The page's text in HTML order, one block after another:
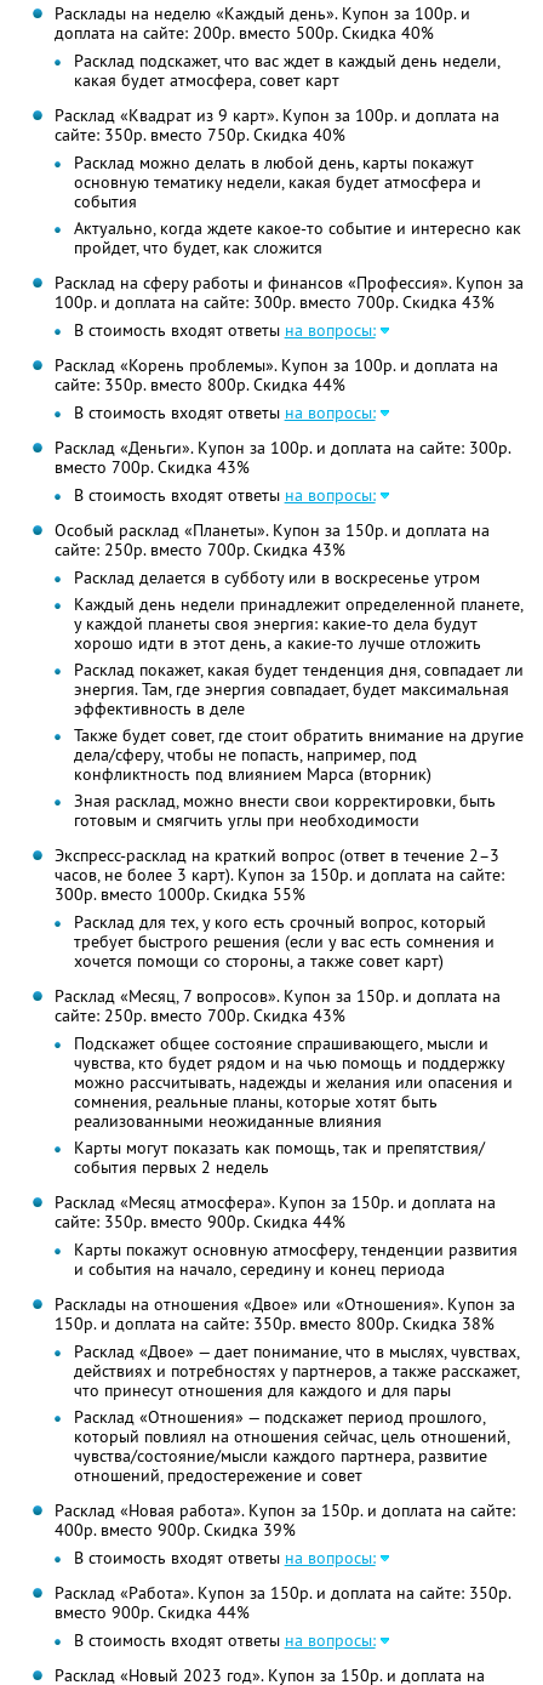
Расклады на неделю «Каждый день». Купон за 100р. и
доплата на сайте: 200р. вместо 500р.Скидка 40%
Расклад подскажет, что вас ждет в каждый день недели,
какая будет атмосфера, совет карт
Расклад «Квадрат из 9 карт». Купон за 100р. и доплата на
сайте: 350р. вместо 750р.Скидка 40%
Расклад можно делать в любой день, карты покажут
основную тематику недели, какая будет атмосфера и
события
Актуально, когда ждете какое-то событие и интересно как
пройдет, что будет, как сложится
Расклад на сферу работы и финансов «Профессия». Купон за
100р. и доплата на сайте: 300р. вместо 700р.Скидка 43%
В стоимость входят ответы на вопросы:
Расклад «Корень проблемы». Купон за 100р. и доплата на
сайте: 350р. вместо 800р.Скидка 44%
В стоимость входят ответы на вопросы:
Расклад «Деньги». Купон за 100р. и доплата на сайте: 300р.
вместо 700р.Скидка 43%
В стоимость входят ответы на вопросы:
Особый расклад «Планеты». Купон за 150р. и доплата на
сайте: 250р. вместо 700р.Скидка 43%
Расклад делается в субботу или в воскресенье утром
Каждый день недели принадлежит определенной планете,
у каждой планеты своя энергия: какие-то дела будут
хорошо идти в этот день, а какие-то лучше отложить
Расклад покажет, какая будет тенденция дня, совпадает ли
энергия. Там, где энергия совпадает, будет максимальная
эффективность в деле
Также будет совет, где стоит обратить внимание на другие
дела/сферу, чтобы не попасть, например, под
конфликтность под влиянием Марса (вторник)
Зная расклад, можно внести свои корректировки, быть
готовым и смягчить углы при необходимости
Экспресс-расклад на краткий вопрос (ответ в течение 2–3
часов, не более 3 карт). Купон за 150р. и доплата на сайте:
300р. вместо 1000р.Скидка 55%
Расклад для тех, у кого есть срочный вопрос, который
требует быстрого решения (если у вас есть сомнения и
хочется помощи со стороны, а также совет карт)
Расклад «Месяц, 7 вопросов». Купон за 150р. и доплата на
сайте: 250р. вместо 700р.Скидка 43%
Подскажет общее состояние спрашивающего, мысли и
чувства, кто будет рядом и на чью помощь и поддержку
можно рассчитывать, надежды и желания или опасения и
сомнения, реальные планы, которые хотят быть
реализованными неожиданные влияния
Карты могут показать как помощь, так и препятствия/
события первых 2 недель
Расклад «Месяц атмосфера». Купон за 150р. и доплата на
сайте: 350р. вместо 900р.Скидка 44%
Карты покажут основную атмосферу, тенденции развития
и события на начало, середину и конец периода
Расклады на отношения «Двое» или «Отношения». Купон за
150р. и доплата на сайте: 350р. вместо 800р.Скидка 38%
Расклад «Двое» — дает понимание, что в мыслях, чувствах,
действиях и потребностях у партнеров, а также расскажет,
что принесут отношения для каждого и для пары
Расклад «Отношения» — подскажет период прошлого,
который повлиял на отношения сейчас, цель отношений,
чувства/состояние/мысли каждого партнера, развитие
отношений, предостережение и совет
Расклад «Новая работа». Купон за 150р. и доплата на сайте:
400р. вместо 900р.Скидка 39%
В стоимость входят ответы на вопросы:
Расклад «Работа». Купон за 150р. и доплата на сайте: 350р.
вместо 900р.Скидка 44%
В стоимость входят ответы на вопросы:
Расклад «Новый 2023 год». Купон за 150р. и доплата на